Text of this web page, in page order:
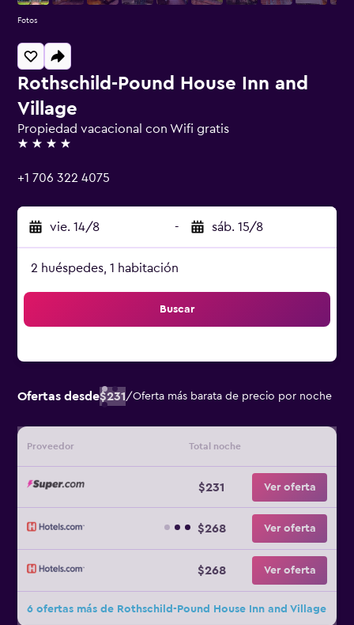
Rothschild-Pound House Inn and
Village
Propiedad vacacional con Wifi gratis
4 estrellas
+1 706 322 4075
vie. 14/8 - sáb. 15/8
2 huéspedes, 1 habitación
Buscar
Ofertas desde$231/Oferta más barata de precio por noche
Proveedor Total noche
$231 Ver oferta
$268 Ver oferta
$268 Ver oferta
6 ofertas más de Rothschild-Pound House Inn and Village
Fotos